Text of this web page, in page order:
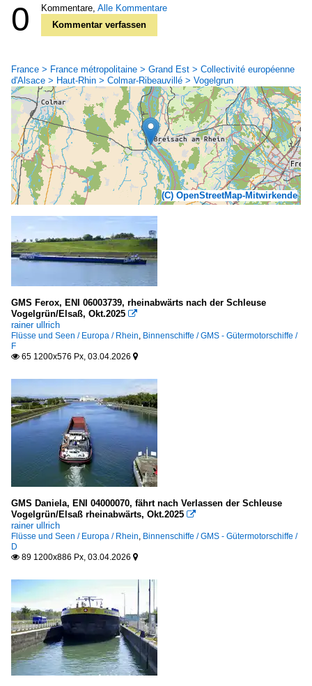
0 Kommentare, Alle Kommentare
Kommentar verfassen
France > France métropolitaine > Grand Est > Collectivité européenne
d'Alsace > Haut-Rhin > Colmar-Ribeauvillé > Vogelgrun
(C) OpenStreetMap-Mitwirkende
GMS Ferox, ENI 06003739, rheinabwärts nach der Schleuse
Vogelgrün/Elsaß, Okt.2025 
rainer ullrich
Flüsse und Seen / Europa / Rhein, Binnenschiffe / GMS - Gütermotorschiffe /
F
 65 1200x576 Px, 03.04.2026 
GMS Daniela, ENI 04000070, fährt nach Verlassen der Schleuse
Vogelgrün/Elsaß rheinabwärts, Okt.2025 
rainer ullrich
Flüsse und Seen / Europa / Rhein, Binnenschiffe / GMS - Gütermotorschiffe /
D
 89 1200x886 Px, 03.04.2026 